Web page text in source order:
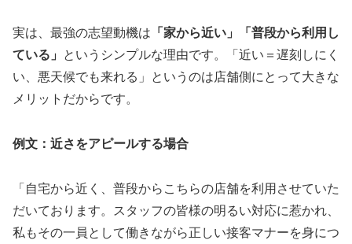
実は、最強の志望動機は 「家から近い」「普段から利用し
ている」
というシンプルな理由です。「近い＝遅刻しにく
い、悪天候でも来れる」というのは店舗側にとって大きな
メリットだからです。
例文：近さをアピールする場合
「自宅から近く、普段からこちらの店舗を利用させていた
だいております。スタッフの皆様の明るい対応に惹かれ、
私もその一員として働きながら正しい接客マナーを身につ